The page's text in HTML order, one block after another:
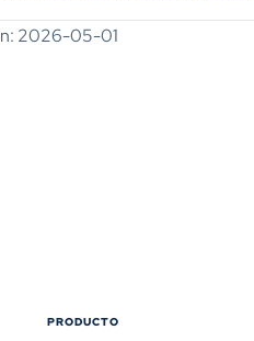
2026-05-01
PRODUCTO